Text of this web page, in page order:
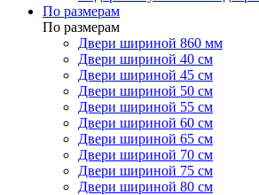
По размерам
По размерам
Двери шириной 860 мм
Двери шириной 40 см
Двери шириной 45 см
Двери шириной 50 см
Двери шириной 55 см
Двери шириной 60 см
Двери шириной 65 см
Двери шириной 70 см
Двери шириной 75 см
Двери шириной 80 см